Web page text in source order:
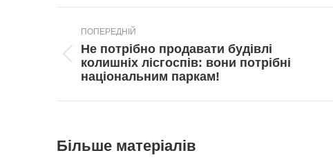
navigation
ПОПЕРЕДНІЙ
Попередній
пост:
Не потрібно продавати будівлі
колишніх лісгоспів: вони потрібні
національним паркам!
Більше матеріалів